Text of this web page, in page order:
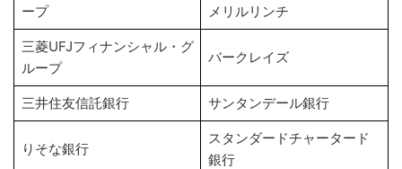
ープ
メリルリンチ
三菱UFJフィナンシャル・グ
ループ
バークレイズ
三井住友信託銀行 サンタンデール銀行
りそな銀行
スタンダードチャータード
銀行